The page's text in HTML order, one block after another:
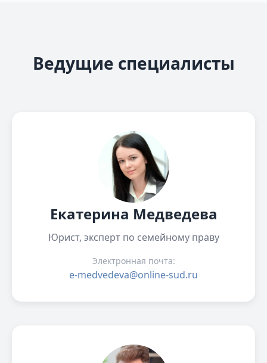
Ведущие специалисты
Екатерина Медведева
Юрист, эксперт по семейному праву
Электронная почта:
e-medvedeva@online-sud.ru